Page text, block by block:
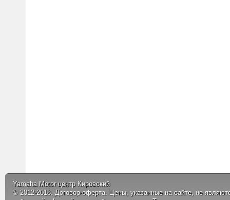
Yamaha Motor центр Кировский
© 2012-2018. Договор-оферта. Цены, указанные на сайте, не